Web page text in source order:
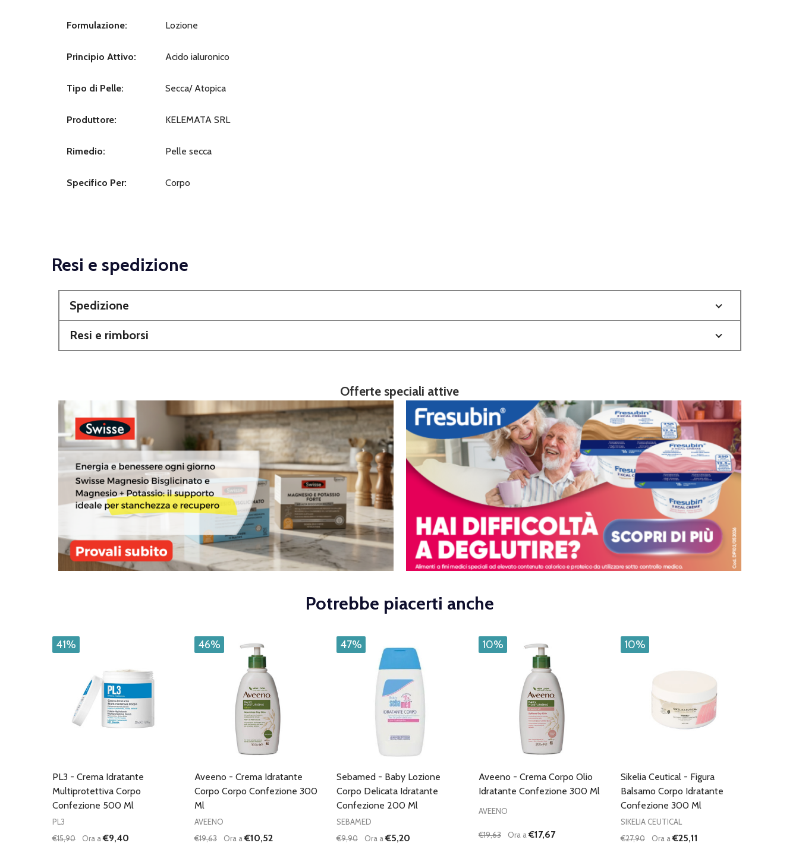
Formulazione: Lozione
Principio Attivo: Acido ialuronico
Tipo di Pelle: Secca/ Atopica
Produttore: KELEMATA SRL
Rimedio: Pelle secca
Specifico Per: Corpo
Resi e spedizione
Spedizione
Resi e rimborsi
Offerte speciali attive
Potrebbe piacerti anche
41%
PL3 - Crema Idratante
Multiprotettiva Corpo
Confezione 500 Ml
PL3
€15,90
Ora a€9,40
46%
Aveeno - Crema Idratante
Corpo Corpo Confezione 300
Ml
AVEENO
€19,63
Ora a€10,52
47%
Sebamed - Baby Lozione
Corpo Delicata Idratante
Confezione 200 Ml
SEBAMED
€9,90
Ora a€5,20
10%
Aveeno - Crema Corpo Olio
Idratante Confezione 300 Ml
AVEENO
€19,63 Ora a€17,67
10%
Sikelia Ceutical - Figura
Balsamo Corpo Idratante
Confezione 300 Ml
SIKELIA CEUTICAL
€27,90
Ora a€25,11